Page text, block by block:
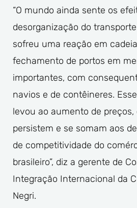
“O mundo ainda sente os
desorganização do
sofreu uma reação em
fechamento de portos em
importantes, com
navios e de contêineres.
levou ao aumento de preços,
persistem e se somam aos
de competitividade do
brasileiro”, diz a gerente de
Integração Internacional da
Negri.